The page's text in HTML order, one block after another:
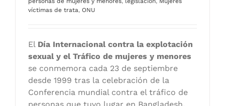
víctimas de trata, ONU
El Día Internacional contra la explotación
sexual y el Tráfico de mujeres y menores
se conmemora cada 23 de septiembre
desde 1999 tras la celebración de la
Conferencia mundial contra el tráfico de